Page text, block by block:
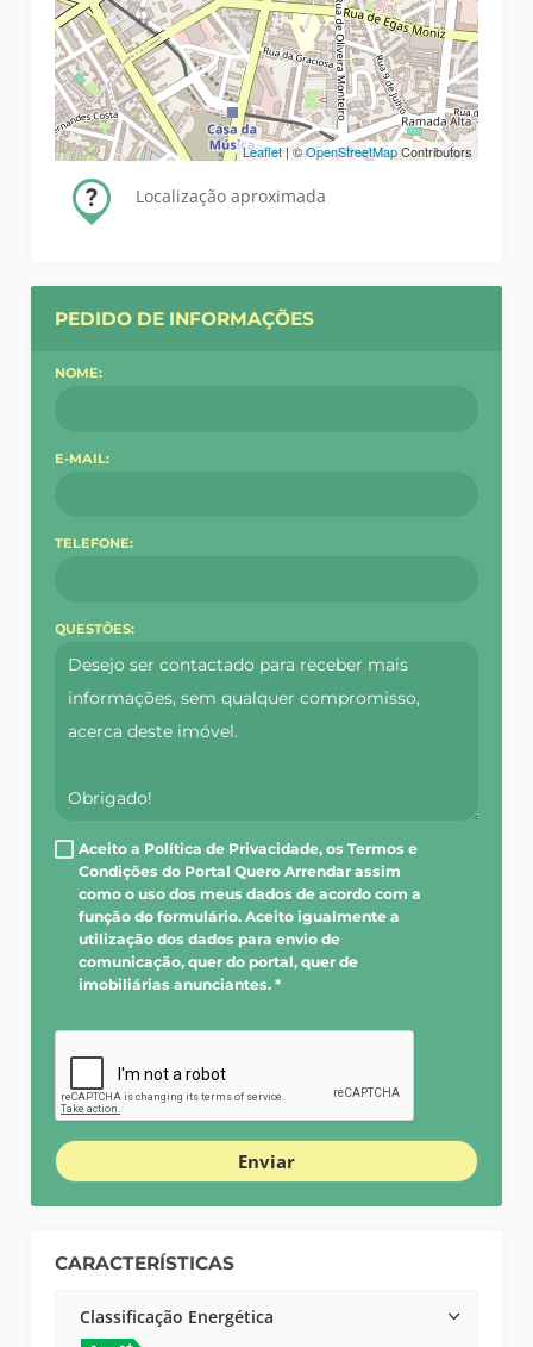
Leaflet| ©OpenStreetMapContributors
Localização aproximada
PEDIDO DE INFORMAÇÕES
NOME:
E-MAIL:
TELEFONE:
QUESTÕES:
Aceito a Política de Privacidade, os Termos e
Condições do Portal Quero Arrendar assim
como o uso dos meus dados de acordo com a
função do formulário. Aceito igualmente a
utilização dos dados para envio de
comunicação, quer do portal, quer de
imobiliárias anunciantes. *
Enviar
CARACTERÍSTICAS
Classificação Energética